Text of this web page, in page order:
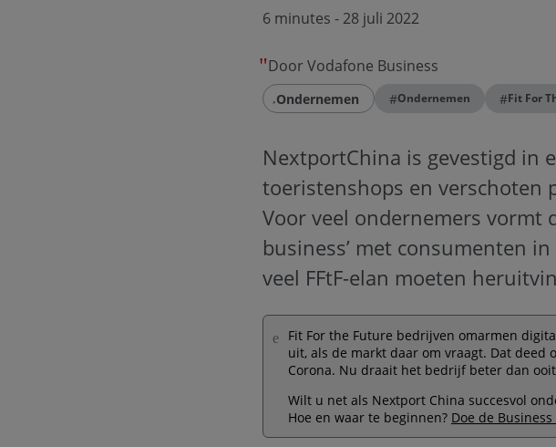
6 minutes - 28 juli 2022
Door Vodafone Business
Ondernemen #Ondernemen #Fit For
NextportChina is gevestigd in
toeristenshops en verschoten
Voor veel ondernemers vormt
business’ met consumenten
veel FFtF-elan moeten
Fit For the Future bedrijven omarmen
uit, als de markt daar om vraagt. Dat deed
Corona. Nu draait het bedrijf beter dan
Wilt u net als Nextport China succesvol
Hoe en waar te beginnen? Doe de Business